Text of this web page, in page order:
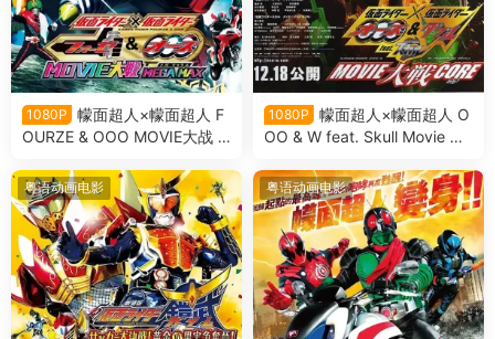
1080P
幪面超人×幪面超人 F
OURZE & OOO MOVIE大战 M
OOO & FOURZE MOVIE大战
MEGA MAX粤语版
1080P
幪面超人×幪面超人 O
OO & W feat. Skull Movie 大
OO & W feat. Skull Movie 大
战 Core粤语版
粤语动画电影 粤语动画电影